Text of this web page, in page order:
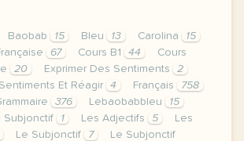
Baobab 15 Bleu 13 Carolina
15
67 Cours B1 44
Cours
20 Exprimer Des Sentiments
2
Et Réagir
4 Français
758
376 Lebaobabbleu
15
Subjonctif
1 Les Adjectifs 5
Les
Le Subjonctif 7
Le Subjonctif